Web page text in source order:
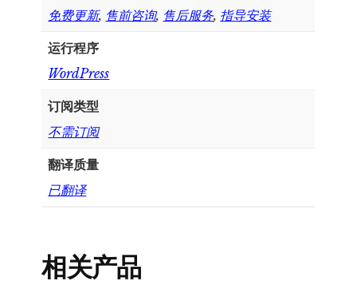
免费更新, 售前咨询, 售后服务, 指导安装
运行程序
WordPress
订阅类型
不需订阅
翻译质量
已翻译
相关产品